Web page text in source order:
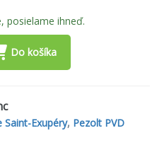
posielame ihneď.
Do košíka
Saint-Exupéry, Pezolt PVD